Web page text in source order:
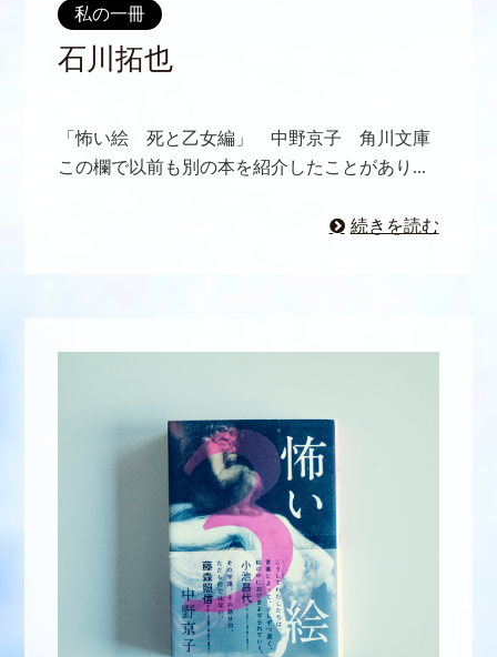
私の一冊
石川拓也
「怖い絵 死と乙女編」 中野京子 角川文庫
この欄で以前も別の本を紹介したことがあり...
続きを読む